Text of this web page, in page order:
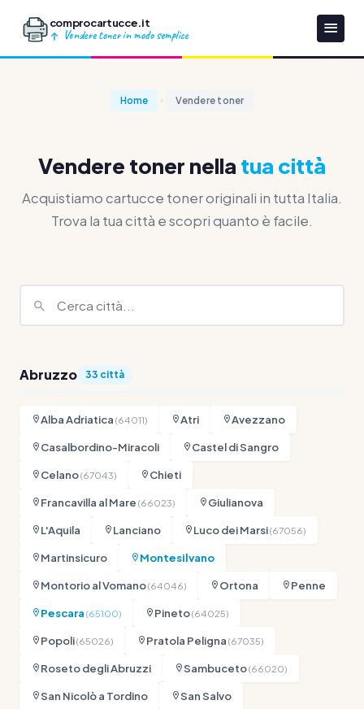
comprocartucce.it
Vendere toner in modo semplice
Home Vendere toner
Vendere toner nella tua città
Acquistiamo cartucce toner originali in tutta Italia.
Trova la tua città e scopri quanto è facile.
Abruzzo 33 città
Alba Adriatica (64011) Atri
Avezzano
Casalbordino-Miracoli
Castel di Sangro
Celano(67043)
Chieti
Francavilla al Mare (66023)
Giulianova
L'Aquila
Lanciano Luco dei Marsi(67056)
Martinsicuro
Montesilvano
Montorio al Vomano(64046) Ortona
Penne
Pescara (65100) Pineto(64025)
Popoli(65026) Pratola Peligna (67035)
Roseto degli Abruzzi Sambuceto(66020)
San Nicolò a Tordino
San Salvo